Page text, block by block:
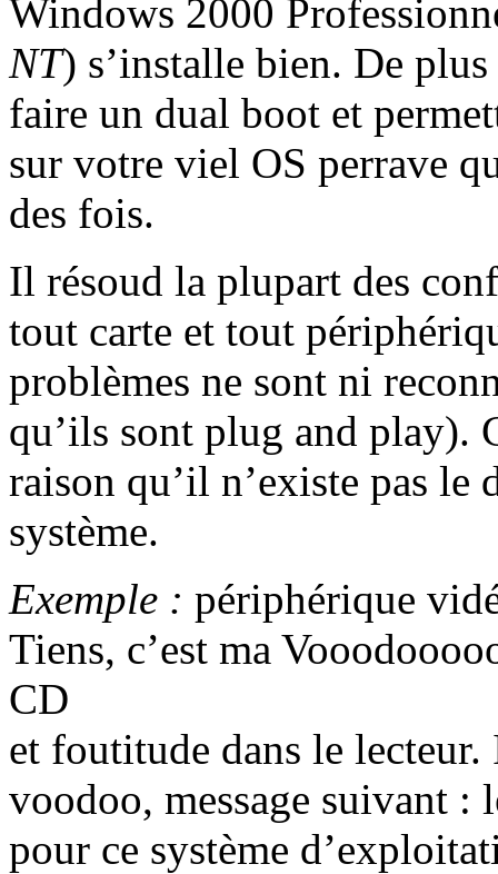
Windows 2000
NT) s’installe bien. De
faire un dual boot et
sur votre viel OS perrave
des fois.
Il résoud la plupart des
tout carte et tout
problèmes ne sont ni
qu’ils sont plug and play).
raison qu’il n’existe pas
système.
Exemple : périphérique
Tiens, c’est ma
CD
et foutitude dans le
voodoo, message suivant :
pour ce système